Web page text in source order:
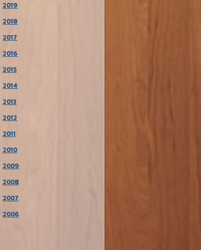
2019
2018
2017
2016
2015
2014
2013
2012
2011
2010
2009
2008
2007
2006